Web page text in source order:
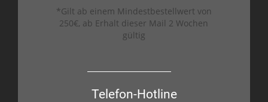
*Gilt ab einem Mindestbestellwert von
250€, ab Erhalt dieser Mail 2 Wochen
gültig
Telefon-Hotline